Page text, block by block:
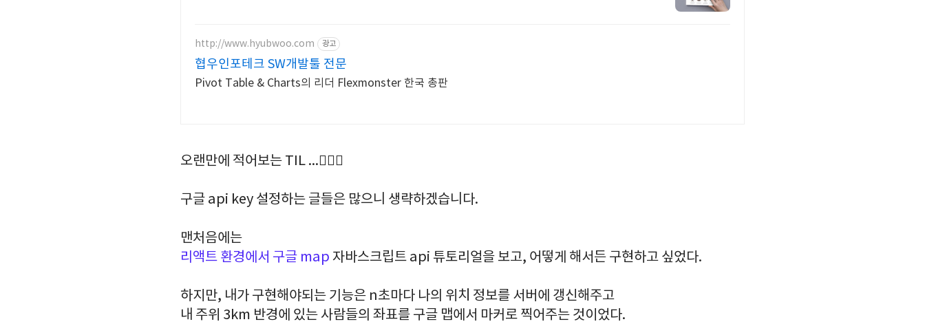
http://www.hyubwoo.com 광고
협우인포테크 SW개발툴 전문
Pivot Table & Charts의 리더 Flexmonster 한국 총판
오랜만에 적어보는 TIL ...🧘🏻‍♀️
구글 api key 설정하는 글들은 많으니 생략하겠습니다.
맨처음에는
리액트 환경에서 구글 map 자바스크립트 api 튜토리얼을 보고, 어떻게 해서든 구현하고 싶었다.
하지만, 내가 구현해야되는 기능은 n초마다 나의 위치 정보를 서버에 갱신해주고
내 주위 3km 반경에 있는 사람들의 좌표를 구글 맵에서 마커로 찍어주는 것이었다.